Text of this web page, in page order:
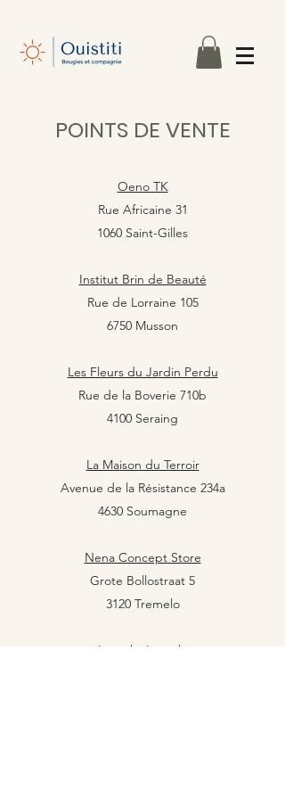
POINTS DE VENTE
Oeno TK
Rue Africaine 31
1060 Saint-Gilles
Institut Brin de Beauté
Rue de Lorraine 105
6750 Musson
Les Fleurs du Jardin Perdu
Rue de la Boverie 710b
4100 Seraing
La Maison du Terroir
Avenue de la Résistance 234a
4630 Soumagne
Nena Concept Store
Grote Bollostraat 5
3120 Tremelo
Laperla, Laperla